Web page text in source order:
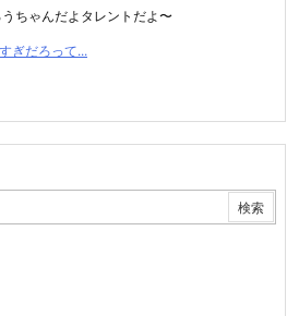
ちゃんだよタレントだよ〜
ぎだろって...